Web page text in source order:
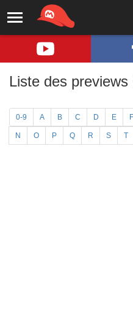
Liste des
0-9 A B C D E F
N O P Q R S T